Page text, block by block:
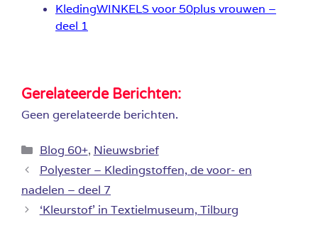
KledingWINKELS voor 50plus vrouwen –
deel 1
Gerelateerde Berichten:
Geen gerelateerde berichten.
Categorieën
Blog 60+, Nieuwsbrief
Polyester – Kledingstoffen, de voor- en
nadelen – deel 7
‘Kleurstof’ in Textielmuseum, Tilburg